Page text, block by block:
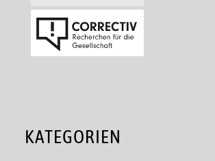
KATEGORIEN